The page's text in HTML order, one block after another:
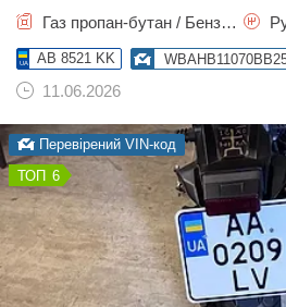
Газ пропан-бутан / Бензин, 2.5 л.
AB 8521 KK
11.06.2026
Перевірений VIN-код
6